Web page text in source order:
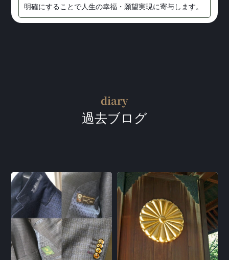
明確にすることで人生の幸福・願望実現に寄与します。
diary
過去ブログ